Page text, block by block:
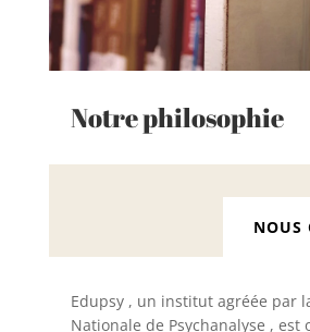
Notre philosophie
NOUS
Edupsy , un institut agréée par
Nationale de Psychanalyse , est